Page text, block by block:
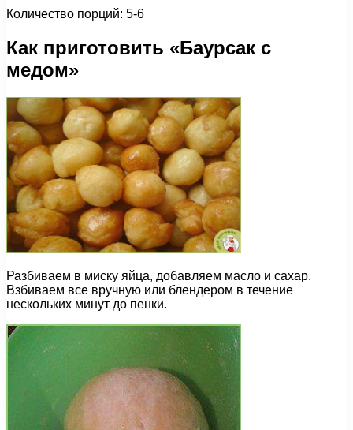
Количество порций: 5-6
Как приготовить «Баурсак с
медом»
Разбиваем в миску яйца, добавляем масло и сахар.
Взбиваем все вручную или блендером в течение
нескольких минут до пенки.